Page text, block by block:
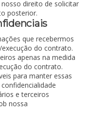
direito de solicitar
posterior.
que recebermos
do contrato.
apenas na medida
do contrato.
para manter essas
e terceiros
nossa